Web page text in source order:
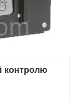
контролю